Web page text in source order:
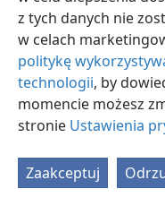
z tych danych nie
w celach
politykę
technologii, by
momencie możesz
stronie Ustawienia
Zaakceptuj
Bożej, aby najpierw
nieprzyjaciół i
sprawiedliwego
postanowienia
nim. —Jak. 4:12 .
31. (a) Dlaczego świadkowie
31Symboliczna